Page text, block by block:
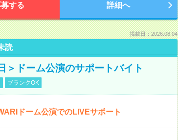
する 詳細へ
掲載日：2026.08.04
読
＞ドーム公演のサポートバイト
ブランクOK
ドーム公演でのLIVEサポート